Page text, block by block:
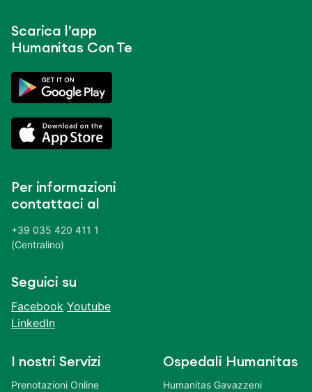
Scarica l’app
Humanitas Con Te
Per informazioni
contattaci al
+39 035 420 411 1
(Centralino)
Seguici su
Facebook Youtube
LinkedIn
I nostri Servizi
Prenotazioni Online
Ospedali Humanitas
Humanitas Gavazzeni